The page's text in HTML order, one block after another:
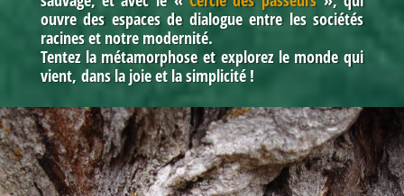
ouvre des espaces de dialogue entre les sociétés
racines et notre modernité.
Tentez la métamorphose et explorez le monde qui
vient, dans la joie et la simplicité !